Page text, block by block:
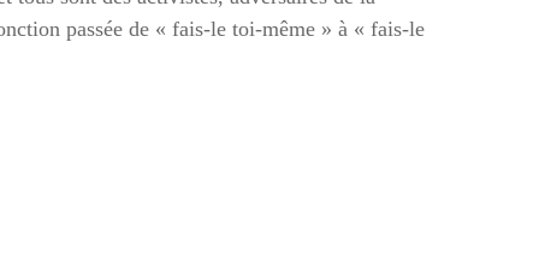
passée de « fais-le toi-même » à « fais-le